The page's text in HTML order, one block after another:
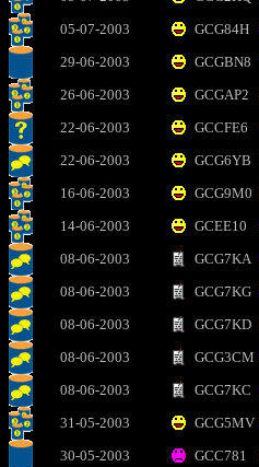
05-07-2003
GCG84H
29-06-2003
GCGBN8
26-06-2003
GCGAP2
22-06-2003
GCCFE6
22-06-2003
GCG6YB
16-06-2003
GCG9M0
14-06-2003
GCEE10
08-06-2003
GCG7KA
08-06-2003
GCG7KG
08-06-2003
GCG7KD
08-06-2003
GCG3CM
08-06-2003
GCG7KC
31-05-2003
GCG5MV
30-05-2003
GCC781